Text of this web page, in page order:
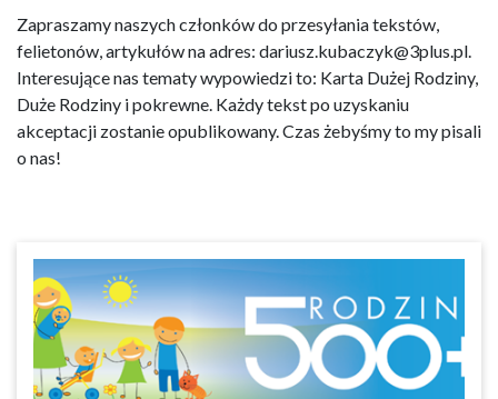
Zapraszamy naszych członków do przesyłania tekstów,
felietonów, artykułów na adres: dariusz.kubaczyk@3plus.pl.
Interesujące nas tematy wypowiedzi to: Karta Dużej Rodziny,
Duże Rodziny i pokrewne. Każdy tekst po uzyskaniu
akceptacji zostanie opublikowany. Czas żebyśmy to my pisali
o nas!